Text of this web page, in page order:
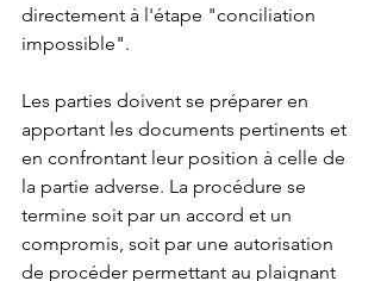
directement à l'étape "conciliation
impossible".
Les parties doivent se préparer en
apportant les documents pertinents et
en confrontant leur position à celle de
la partie adverse. La procédure se
termine soit par un accord et un
compromis, soit par une autorisation
de procéder permettant au plaignant